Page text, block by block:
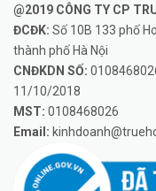
@2019 CÔNG TY CP
ĐCĐK: Số 10B 133 phố
thành phố Hà Nội
CNĐKDN SỐ:
11/10/2018
MST: 0108468026
Email: